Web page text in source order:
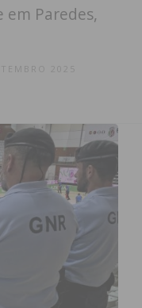
Paredes,
2025